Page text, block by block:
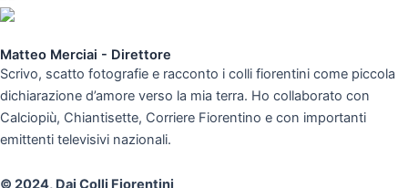
Matteo Merciai - Direttore
Scrivo, scatto fotografie e racconto i colli fiorentini come piccola
dichiarazione d’amore verso la mia terra. Ho collaborato con
Calciopiù, Chiantisette, Corriere Fiorentino e con importanti
emittenti televisivi nazionali.
© 2024, Dai Colli Fiorentini